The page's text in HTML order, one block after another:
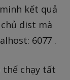
kết quả
dist mà
6077 .
thể chạy tất